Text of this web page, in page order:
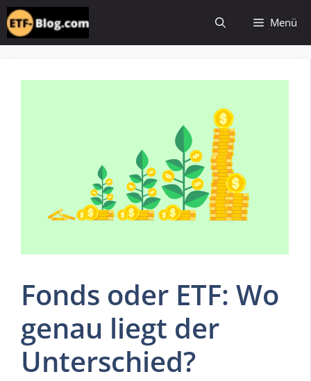
Zum
Inhalt
springen
Menü
Fonds oder ETF: Wo
genau liegt der
Unterschied?